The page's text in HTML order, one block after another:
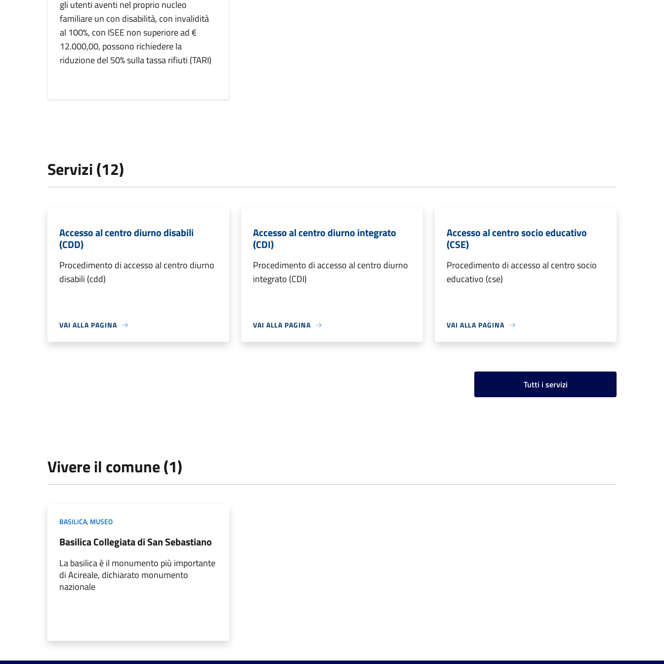
gli utenti aventi nel proprio nucleo
familiare un con disabilità, con invalidità
al 100%, con ISEE non superiore ad €
12.000,00, possono richiedere la
riduzione del 50% sulla tassa rifiuti (TARI)
Servizi (12)
Accesso al centro diurno disabili
(CDD)
Procedimento di accesso al centro diurno
disabili (cdd)
VAI ALLA PAGINA
Accesso al centro diurno integrato
(CDI)
Procedimento di accesso al centro diurno
integrato (CDI)
VAI ALLA PAGINA
Accesso al centro socio educativo
(CSE)
Procedimento di accesso al centro socio
educativo (cse)
VAI ALLA PAGINA
Tutti i servizi
Vivere il comune (1)
BASILICA,MUSEO
Basilica Collegiata di San Sebastiano
La basilica è il monumento più importante
di Acireale, dichiarato monumento
nazionale